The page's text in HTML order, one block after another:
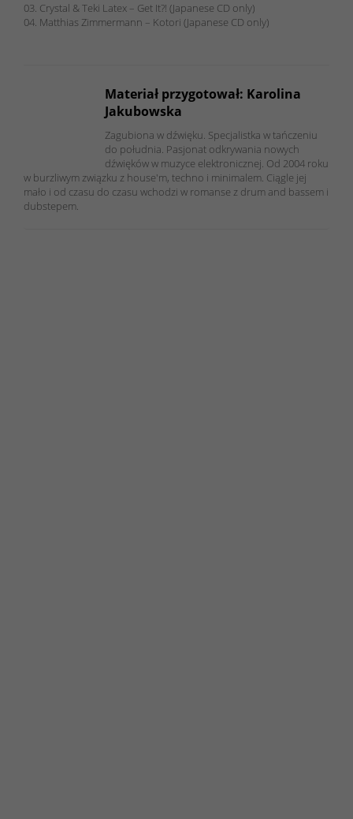
03. Crystal & Teki Latex – Get It?! (Japanese CD only)
04. Matthias Zimmermann – Kotori (Japanese CD only)
Materiał przygotował: Karolina
Jakubowska
Zagubiona w dźwięku. Specjalistka w tańczeniu
do południa. Pasjonat odkrywania nowych
dźwięków w muzyce elektronicznej. Od 2004 roku
w burzliwym związku z house'm, techno i minimalem. Ciągle jej
mało i od czasu do czasu wchodzi w romanse z drum and bassem i
dubstepem.